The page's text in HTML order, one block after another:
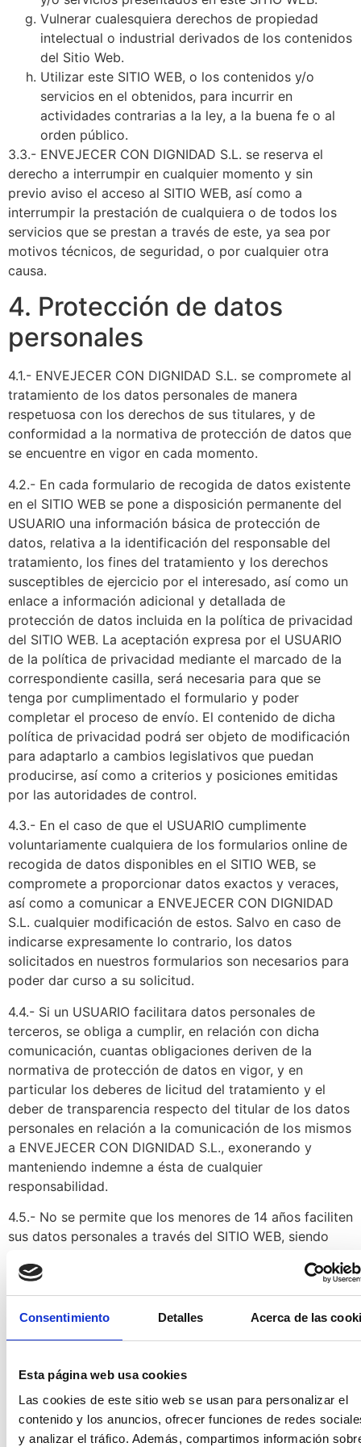
Consentimiento Detalles Acerca de las
Esta página web usa cookies
Las cookies de este sitio web se usan para personalizar el
contenido y los anuncios, ofrecer funciones de redes
y analizar el tráfico. Además, compartimos información
Vulnerar cualesquiera derechos de propiedad
intelectual o industrial derivados de los contenidos
del Sitio Web.
Utilizar este SITIO WEB, o los contenidos y/o
servicios en el obtenidos, para incurrir en
actividades contrarias a la ley, a la buena fe o al
orden público.
3.3.- ENVEJECER CON DIGNIDAD S.L. se reserva el
derecho a interrumpir en cualquier momento y sin
previo aviso el acceso al SITIO WEB, así como a
interrumpir la prestación de cualquiera o de todos los
servicios que se prestan a través de este, ya sea por
motivos técnicos, de seguridad, o por cualquier otra
causa.
4. Protección de datos
personales
4.1.- ENVEJECER CON DIGNIDAD S.L. se compromete al
tratamiento de los datos personales de manera
respetuosa con los derechos de sus titulares, y de
conformidad a la normativa de protección de datos que
se encuentre en vigor en cada momento.
4.2.- En cada formulario de recogida de datos existente
en el SITIO WEB se pone a disposición permanente del
USUARIO una información básica de protección de
datos, relativa a la identificación del responsable del
tratamiento, los fines del tratamiento y los derechos
susceptibles de ejercicio por el interesado, así como un
enlace a información adicional y detallada de
protección de datos incluida en la política de privacidad
del SITIO WEB. La aceptación expresa por el USUARIO
de la política de privacidad mediante el marcado de la
correspondiente casilla, será necesaria para que se
tenga por cumplimentado el formulario y poder
completar el proceso de envío. El contenido de dicha
política de privacidad podrá ser objeto de modificación
para adaptarlo a cambios legislativos que puedan
producirse, así como a criterios y posiciones emitidas
por las autoridades de control.
4.3.- En el caso de que el USUARIO cumplimente
voluntariamente cualquiera de los formularios online de
recogida de datos disponibles en el SITIO WEB, se
compromete a proporcionar datos exactos y veraces,
así como a comunicar a ENVEJECER CON DIGNIDAD
S.L. cualquier modificación de estos. Salvo en caso de
indicarse expresamente lo contrario, los datos
solicitados en nuestros formularios son necesarios para
poder dar curso a su solicitud.
4.4.- Si un USUARIO facilitara datos personales de
terceros, se obliga a cumplir, en relación con dicha
comunicación, cuantas obligaciones deriven de la
normativa de protección de datos en vigor, y en
particular los deberes de licitud del tratamiento y el
deber de transparencia respecto del titular de los datos
personales en relación a la comunicación de los mismos
a ENVEJECER CON DIGNIDAD S.L., exonerando y
manteniendo indemne a ésta de cualquier
responsabilidad.
4.5.- No se permite que los menores de 14 años faciliten
sus datos personales a través del SITIO WEB, siendo
o tutores. En todo caso, este SITIO WEB no se dirige a
menores de edad.
5. Propiedad intelectual e
industrial
5.1.- ENVEJECER CON DIGNIDAD S.L., por sí o como
cesionaria, es titular de todos los derechos de
propiedad intelectual e industrial de este SITIO WEB, así